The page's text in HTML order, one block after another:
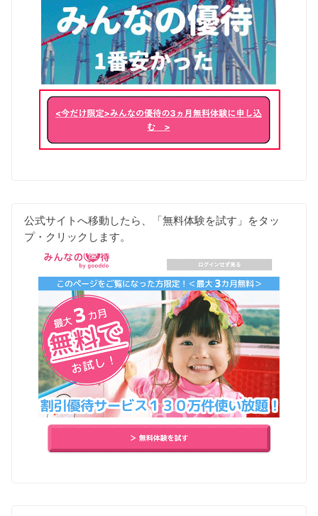
公式サイトへ移動したら、「無料体験を試す」をタッ
プ・クリックします。